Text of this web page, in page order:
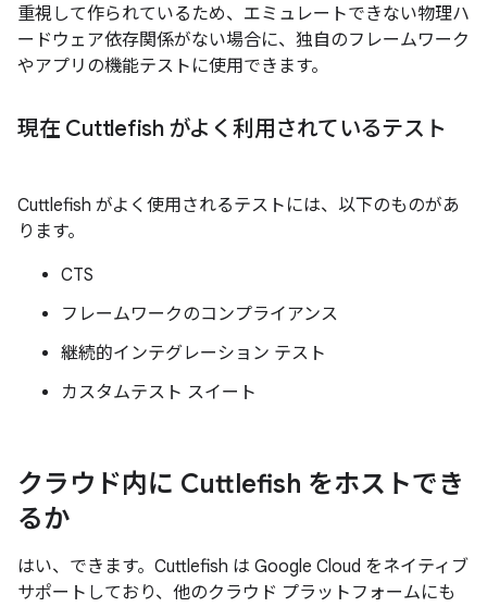
重視して作られているため、エミュレートできない物理ハ
ードウェア依存関係がない場合に、独自のフレームワーク
やアプリの機能テストに使用できます。
現在 Cuttlefish がよく利用されているテスト
Cuttlefish がよく使用されるテストには、以下のものがあ
ります。
CTS
フレームワークのコンプライアンス
継続的インテグレーション テスト
カスタムテスト スイート
クラウド内に Cuttlefish をホストでき
るか
はい、できます。Cuttlefish は Google Cloud をネイティブ
サポートしており、他のクラウド プラットフォームにも